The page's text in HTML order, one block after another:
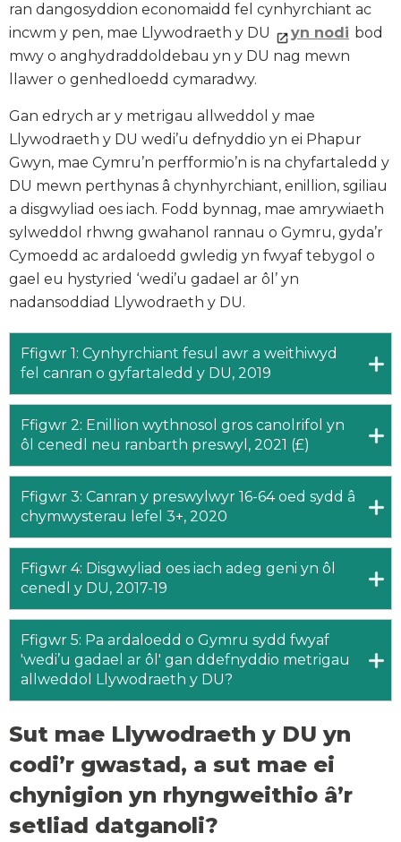
ran dangosyddion economaidd fel cynhyrchiant ac
incwm y pen, mae Llywodraeth y DU
yn nodi bod
mwy o anghydraddoldebau yn y DU nag mewn
llawer o genhedloedd cymaradwy.
Gan edrych ar y metrigau allweddol y mae
Llywodraeth y DU wedi’u defnyddio yn ei Phapur
Gwyn, mae Cymru’n perfformio’n is na chyfartaledd y
DU mewn perthynas â chynhyrchiant, enillion, sgiliau
a disgwyliad oes iach. Fodd bynnag, mae amrywiaeth
sylweddol rhwng gwahanol rannau o Gymru, gyda’r
Cymoedd ac ardaloedd gwledig yn fwyaf tebygol o
gael eu hystyried ‘wedi’u gadael ar ôl’ yn
nadansoddiad Llywodraeth y DU.
Ffigwr 1: Cynhyrchiant fesul awr a weithiwyd
fel canran o gyfartaledd y DU, 2019
Ffigwr 2: Enillion wythnosol gros canolrifol yn
ôl cenedl neu ranbarth preswyl, 2021 (£)
Ffigwr 3: Canran y preswylwyr 16-64 oed sydd â
chymwysterau lefel 3+, 2020
Ffigwr 4: Disgwyliad oes iach adeg geni yn ôl
cenedl y DU, 2017-19
Ffigwr 5: Pa ardaloedd o Gymru sydd fwyaf
'wedi’u gadael ar ôl' gan ddefnyddio metrigau
allweddol Llywodraeth y DU?
Sut mae Llywodraeth y DU yn
codi’r gwastad, a sut mae ei
chynigion yn rhyngweithio â’r
setliad datganoli?